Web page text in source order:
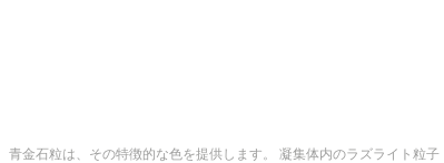
青金石粒は、その特徴的な色を提供します。 凝集体内のラズライト粒子